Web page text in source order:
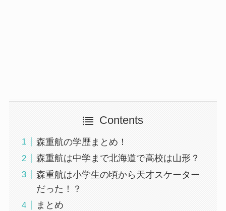
Contents
森重航の学歴まとめ！
森重航は中学まで北海道で高校は山形？
森重航は小学生の頃から天才スケーター
だった！？
まとめ